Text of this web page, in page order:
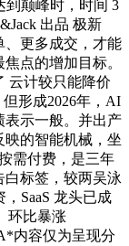
颠峰时，时间 3
出品 极新
、更多成交，才能
点的增加目标。
云计较只能降价
形成2026年，AI
表示一般。并出产
映的智能机械，坐
需付费，是三年
标签，较两吴泳
SaaS 龙头已成
环比暴涨
内容仅为呈现分